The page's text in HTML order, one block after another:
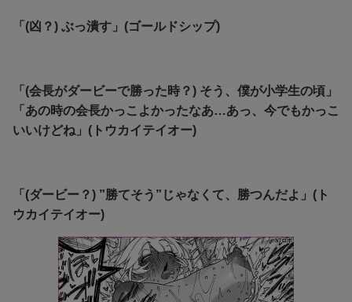
「(凶？) ぶっ潰す」(ゴールドシップ)
「(会長がダービーで勝った時？) そう、僕が小学生の頃」
「あの時の会長かっこよかったなあ…あっ、今でもかっこ
いいけどね」(トウカイテイオー)
「(ダービー？) ”勝てそう”じゃなくて、勝つんだよ」(ト
ウカイテイオー)